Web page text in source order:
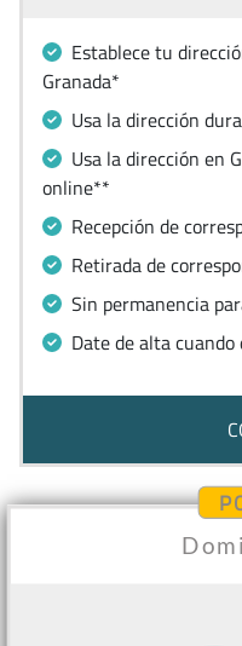
Establece tu
Granada*
Usa la dirección
Usa la dirección en
online**
Recepción de
Retirada de
Sin permanencia
Date de alta cuando